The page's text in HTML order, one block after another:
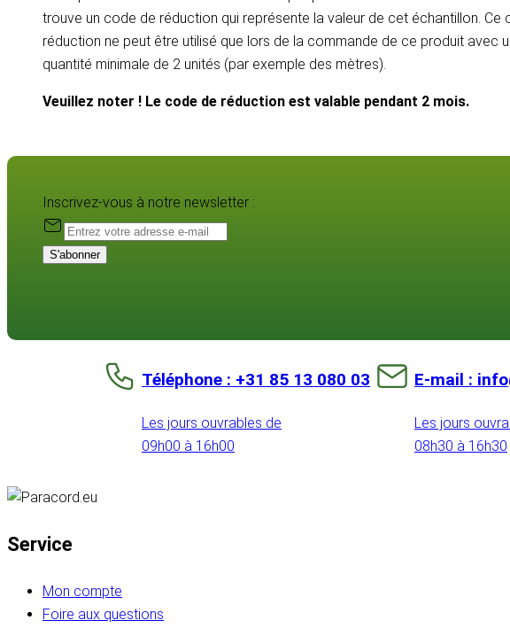
trouve un code de réduction qui représente la valeur de cet échantillon. Ce
réduction ne peut être utilisé que lors de la commande de ce produit avec
quantité minimale de 2 unités (par exemple des mètres).
Veuillez noter ! Le code de réduction est valable pendant 2 mois.
Inscrivez-vous à notre newsletter :
S'abonner
Téléphone : +31 85 13 080 03
Les jours ouvrables de
09h00 à 16h00
E-mail :
Les jours
08h30 à 16h30
Service
Mon compte
Foire aux questions